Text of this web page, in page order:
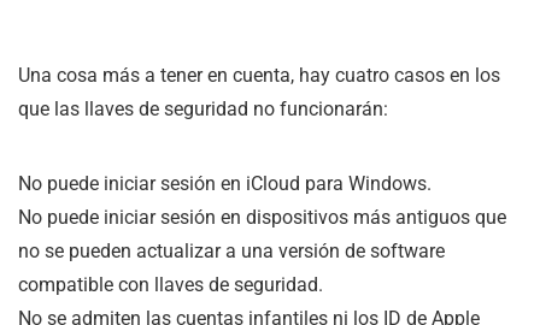
Una cosa más a tener en cuenta, hay cuatro casos en los
que las llaves de seguridad no funcionarán:
No puede iniciar sesión en iCloud para Windows.
No puede iniciar sesión en dispositivos más antiguos que
no se pueden actualizar a una versión de software
compatible con llaves de seguridad.
No se admiten las cuentas infantiles ni los ID de Apple